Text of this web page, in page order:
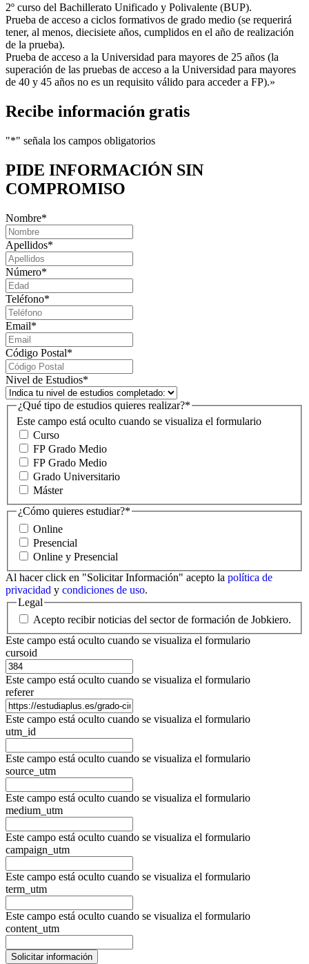
2º curso del Bachillerato Unificado y Polivalente (BUP).
Prueba de acceso a ciclos formativos de grado medio (se requerirá
tener, al menos, diecisiete años, cumplidos en el año de realización
de la prueba).
Prueba de acceso a la Universidad para mayores de 25 años (la
superación de las pruebas de acceso a la Universidad para mayores
de 40 y 45 años no es un requisito válido para acceder a FP).»
Recibe información gratis
"*" señala los campos obligatorios
PIDE INFORMACIÓN SIN
COMPROMISO
Nombre*
Apellidos*
Número*
Teléfono*
Email*
Código Postal*
Nivel de Estudios*
Este campo está oculto cuando se visualiza el formulario
¿Qué tipo de estudios quieres realizar?*
Curso
FP Grado Medio
FP Grado Medio
Grado Universitario
Máster
¿Cómo quieres estudiar?*
Online
Presencial
Online y Presencial
Al hacer click en "Solicitar Información" acepto la política de
privacidad y condiciones de uso.
Legal
Acepto recibir noticias del sector de formación de Jobkiero.
Este campo está oculto cuando se visualiza el formulario
cursoid
Este campo está oculto cuando se visualiza el formulario
referer
Este campo está oculto cuando se visualiza el formulario
utm_id
Este campo está oculto cuando se visualiza el formulario
source_utm
Este campo está oculto cuando se visualiza el formulario
medium_utm
Este campo está oculto cuando se visualiza el formulario
campaign_utm
Este campo está oculto cuando se visualiza el formulario
term_utm
Este campo está oculto cuando se visualiza el formulario
content_utm